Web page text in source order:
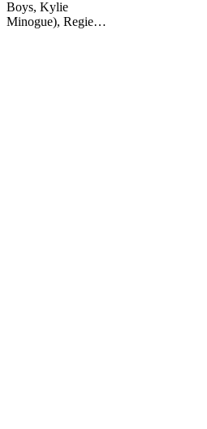
Boys, Kylie
Minogue), Regie…